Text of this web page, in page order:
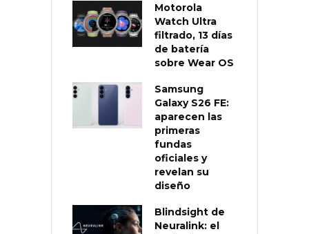
Motorola
Watch Ultra
filtrado, 13 días
de batería
sobre Wear OS
Samsung
Galaxy S26 FE:
aparecen las
primeras
fundas
oficiales y
revelan su
diseño
Blindsight de
Neuralink: el